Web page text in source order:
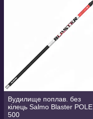
Вудилище поплав. без
кілець Salmo Blaster POLE
500